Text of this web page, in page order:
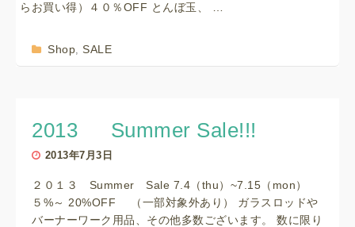
らお買い得）４０％OFF とんぼ玉、 …
Shop, SALE
2013 Summer Sale!!!
2013年7月3日
２０１３ Summer Sale 7.4（thu）~7.15（mon）
５%～ 20%OFF （一部対象外あり） ガラスロッドや
バーナーワーク用品、その他多数ございます。 数に限り